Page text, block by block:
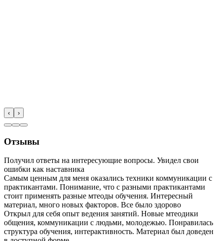
‹ ›
Отзывы
Получил ответы на интересующие вопросы. Увидел свои
ошибки как наставника
Самым ценным для меня оказались техники коммуникации с
практикантами. Понимание, что с разными практикантами
стоит применять разные мтеоды обучения. Интересный
материал, много новых факторов. Все было здорово
Открыл для себя опыт ведения занятий. Новые мтеодики
общения, коммуникации с людьми, молодежью. Понравилась
структура обучения, интерактивность. Материал был доведен